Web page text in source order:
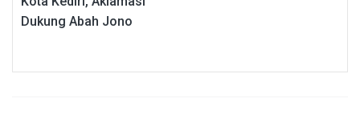
Dukung Abah Jono